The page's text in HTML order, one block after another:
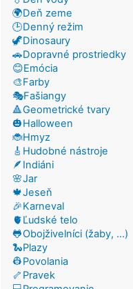
🌍Deň zeme
🕒Denný režim
🦖Dinosaury
🚗Dopravné prostriedky
😊Emócia
🎨Farby
🎭Fašiangy
🔺Geometrické tvary
🎃Halloween
🐞Hmyz
🎸Hudobné nástroje
🪶Indiáni
🌸Jar
🍁Jeseň
🎉Karneval
🫀Ľudské telo
🐸Obojživelníci (žaby, ...)
🐍Plazy
👷Povolania
🦴Pravek